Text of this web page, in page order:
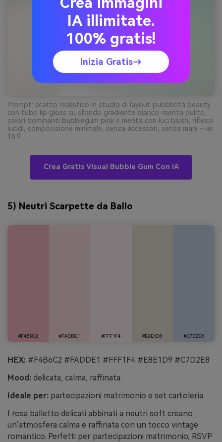
Prompt: scatto realistico in studio di layout pubblicità beauty
con tubo lip gloss su sfondo gradiente bianco-menta pulito,
colori dominanti bubblegum pink e menta con luci blush, riflessi
lucidi, composizione minimale, senza accessori, senza mani --ar
16:9
Crea Gratis Visual Bubble Gum Con IA
5) Neutri Scarpette da Ballo
HEX: #F4B6C2 #FADDE1 #FFF1F4 #E8E1D9 #C7D2E8
Mood: delicata, calma, raffinata
Ideale per: partecipazioni matrimonio e set cartoleria
I rosa balletto delicati abbinati a neutri soft creano
un’atmosfera calma e raffinata con un tocco vintage
romantico. Perfetti per partecipazioni matrimonio, RSVP
IA illimitate.
100% gratis!
Inizia Gratis→